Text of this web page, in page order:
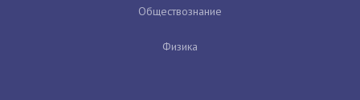
Обществознание
Физика